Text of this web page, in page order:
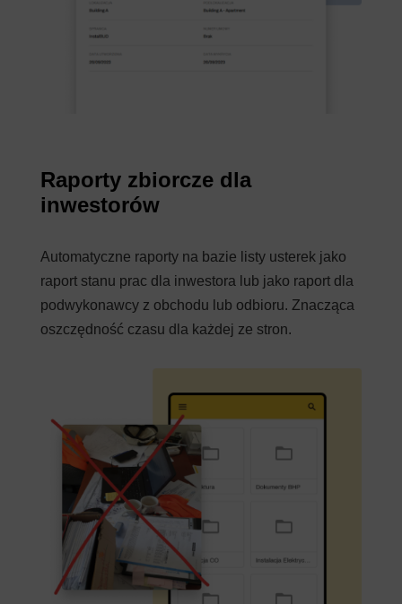
Raporty zbiorcze dla
inwestorów
Automatyczne raporty na bazie listy usterek jako
raport stanu prac dla inwestora lub jako raport dla
podwykonawcy z obchodu lub odbioru. Znacząca
oszczędność czasu dla każdej ze stron.